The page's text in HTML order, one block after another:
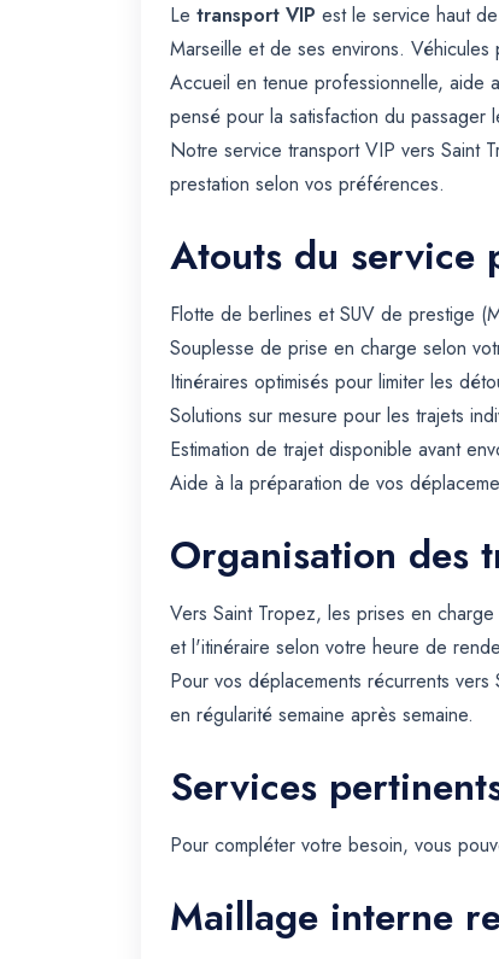
Le transport VIP est le service haut
Marseille et de ses environs.
Accueil en tenue professionnelle, aide
pensé pour la satisfaction du passager
Notre service transport VIP vers Saint
prestation selon vos préférences.
Atouts du service
Flotte de berlines et SUV de prestige
Souplesse de prise en charge selon
Itinéraires optimisés pour limiter les
Solutions sur mesure pour les trajets
Estimation de trajet disponible avant
Aide à la préparation de vos
Organisation des
Vers Saint Tropez, les prises en
et l'itinéraire selon votre heure de
Pour vos déplacements récurrents
en régularité semaine après semaine.
Services
Pour compléter votre besoin, vous
Maillage interne